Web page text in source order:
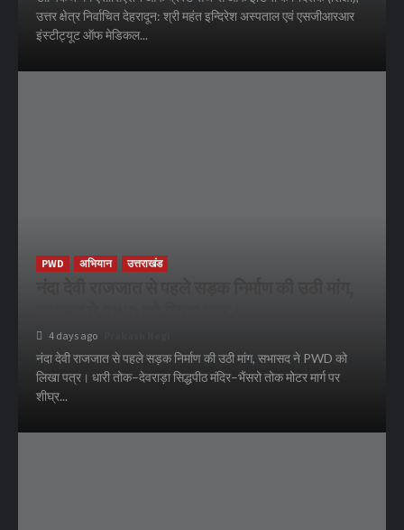
उत्तर क्षेत्र निर्वाचित देहरादून: श्री महंत इन्दिरेश अस्पताल एवं एसजीआरआर
इंस्टीट्यूट ऑफ मेडिकल...
PWD अभियान उत्तराखंड
4 days ago
नंदा देवी राजजात से पहले सड़क निर्माण की उठी मांग, सभासद ने PWD को
लिखा पत्र। धारी तोक–देवराड़ा सिद्धपीठ मंदिर–भैंसरो तोक मोटर मार्ग पर
शीघ्र...